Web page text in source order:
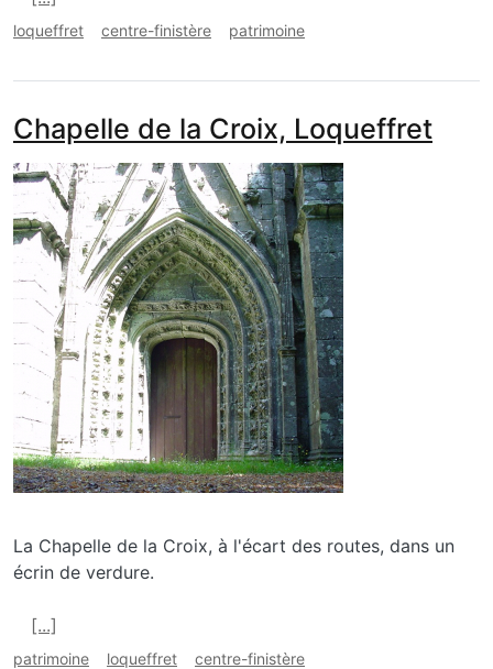
loqueffret centre-finistère patrimoine
Chapelle de la Croix, Loqueffret
media_galerie_de_photo
Image
La Chapelle de la Croix, à l'écart des routes, dans un
écrin de verdure.
[...]
patrimoine loqueffret centre-finistère